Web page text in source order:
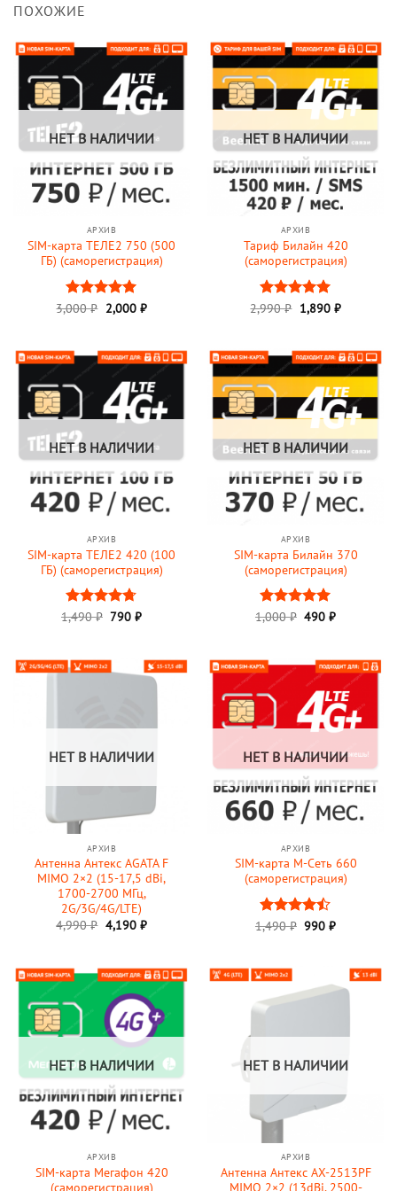
ПОХОЖИЕ
НЕТ В НАЛИЧИИ
АРХИВ
SIM-карта ТЕЛЕ2 750 (500
ГБ) (саморегистрация)
Оценка5
3,000₽ Первоначальная
цена
2,000 ₽Текущая
НЕТ В НАЛИЧИИ
АРХИВ
Тариф Билайн 420
(саморегистрация)
Оценка5
2,990₽ Первоначальная
цена
1,890 ₽Текущая
НЕТ В НАЛИЧИИ
АРХИВ
SIM-карта ТЕЛЕ2 420 (100
ГБ) (саморегистрация)
Оценка
1,490₽ Первоначальная
790₽Текущая
НЕТ В НАЛИЧИИ
АРХИВ
SIM-карта Билайн 370
(саморегистрация)
Оценка5
1,000₽ Первоначальная
490₽Текущая
НЕТ В НАЛИЧИИ
АРХИВ
Антенна Антекс AGATA F
MIMO 2×2 (15-17,5 dBi,
1700-2700 МГц,
2G/3G/4G/LTE)
4,990₽ Первоначальная
цена
4,190 ₽Текущая
НЕТ В НАЛИЧИИ
АРХИВ
SIM-карта М-Сеть 660
(саморегистрация)
Оценка
1,490₽ Первоначальная
990₽Текущая
НЕТ В НАЛИЧИИ
АРХИВ
SIM-карта Мегафон 420
(саморегистрация)
НЕТ В НАЛИЧИИ
АРХИВ
Антенна Антекс AX-2513PF
MIMO 2×2 (13dBi, 2500-